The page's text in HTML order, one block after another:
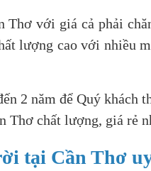
với giá cả phải
lượng cao với nhiều
2 năm để Quý khách
Thơ chất lượng, giá rẻ
tại Cần Thơ